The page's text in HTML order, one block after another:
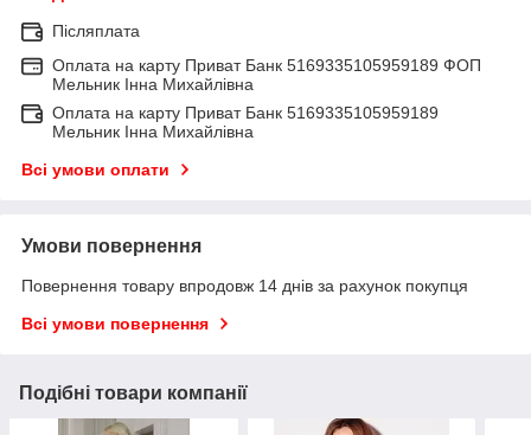
Післяплата
Оплата на карту Приват Банк 5169335105959189 ФОП
Мельник Інна Михайлівна
Оплата на карту Приват Банк 5169335105959189
Мельник Інна Михайлівна
Всі умови оплати
Умови повернення
Повернення товару впродовж 14 днів за рахунок покупця
Всі умови повернення
Подібні товари компанії